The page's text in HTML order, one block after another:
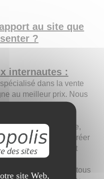
au site que
?
internautes :
dans la vente
au meilleur prix. Nous
de produits en
projet : margelles de
de piscine unique,
dallages pour créer
pour créer et
pavés, etc. Nous
naturelles pour tous
site Web,